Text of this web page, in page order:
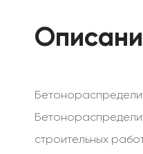
строительных